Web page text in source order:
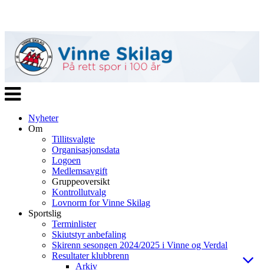
Veksle
navigasjon
Nyheter
Om
Tillitsvalgte
Organisasjonsdata
Logoen
Medlemsavgift
Gruppeoversikt
Kontrollutvalg
Lovnorm for Vinne Skilag
Sportslig
Terminlister
Skiutstyr anbefaling
Skirenn sesongen 2024/2025 i Vinne og Verdal
Resultater klubbrenn
Arkiv